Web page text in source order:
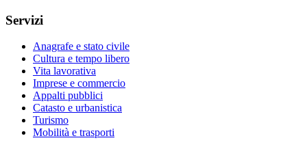
Servizi
Anagrafe e stato civile
Cultura e tempo libero
Vita lavorativa
Imprese e commercio
Appalti pubblici
Catasto e urbanistica
Turismo
Mobilità e trasporti